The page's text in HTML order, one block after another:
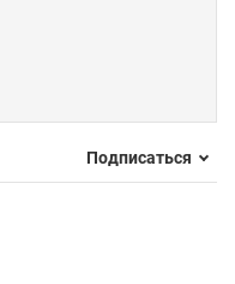
Подписаться